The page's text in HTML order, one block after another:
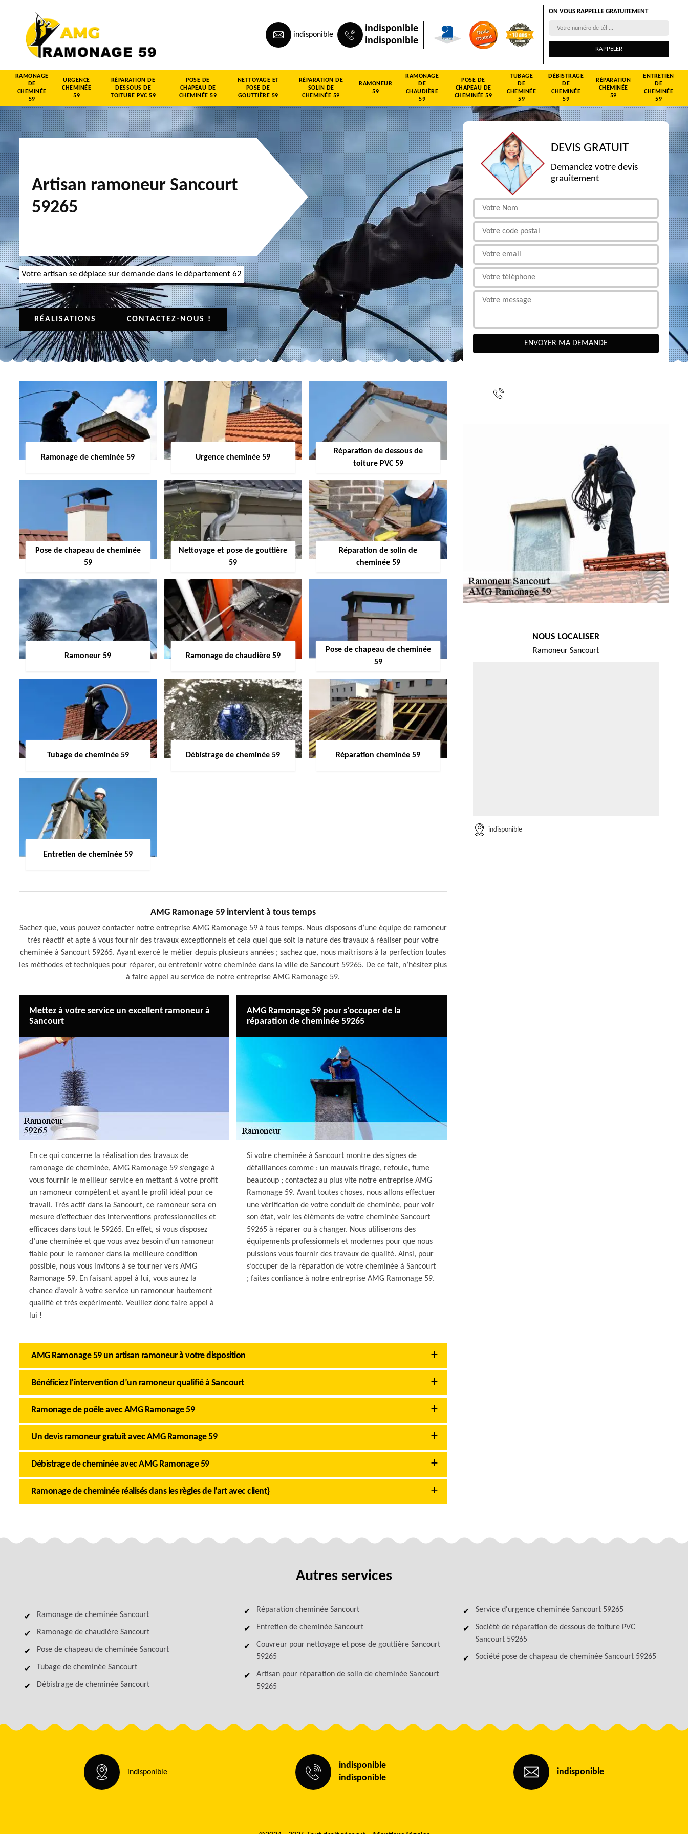
indisponible
indisponible
indisponible
ON VOUS RAPPELLE GRATUITEMENT
RAMONAGE
DE
CHEMINÉE
59
URGENCE
CHEMINÉE
59
RÉPARATION DE
DESSOUS DE
TOITURE PVC 59
POSE DE
CHAPEAU DE
CHEMINÉE 59
NETTOYAGE ET
POSE DE
GOUTTIÈRE 59
RÉPARATION DE
SOLIN DE
CHEMINÉE 59
RAMONEUR
59
RAMONAGE
DE
CHAUDIÈRE
59
POSE DE
CHAPEAU DE
CHEMINÉE 59
TUBAGE
DE
CHEMINÉE
59
DÉBISTRAGE
DE
CHEMINÉE
59
RÉPARATION
CHEMINÉE
59
ENTRETIEN
DE
CHEMINÉE
59
Artisan ramoneur Sancourt
59265
Votre artisan se déplace sur demande dans le département 62
RÉALISATIONS CONTACTEZ-NOUS !
Ramonage de cheminée 59 Urgence cheminée 59
Réparation de dessous de
toiture PVC 59
Pose de chapeau de cheminée
59
Nettoyage et pose de gouttière
59
Réparation de solin de
cheminée 59
Ramoneur 59 Ramonage de chaudière 59
Pose de chapeau de cheminée
59
Tubage de cheminée 59 Débistrage de cheminée 59 Réparation cheminée 59
Entretien de cheminée 59
AMG Ramonage 59 intervient à tous temps
Sachez que, vous pouvez contacter notre entreprise AMG Ramonage 59 à tous temps. Nous disposons d’une équipe de ramoneur
très réactif et apte à vous fournir des travaux exceptionnels et cela quel que soit la nature des travaux à réaliser pour votre
cheminée à Sancourt 59265. Ayant exercé le métier depuis plusieurs années ; sachez que, nous maîtrisons à la perfection toutes
les méthodes et techniques pour réparer, ou entretenir votre cheminée dans la ville de Sancourt 59265. De ce fait, n’hésitez plus
à faire appel au service de notre entreprise AMG Ramonage 59.
Mettez à votre service un excellent ramoneur à
Sancourt
En ce qui concerne la réalisation des travaux de
ramonage de cheminée, AMG Ramonage 59 s’engage à
vous fournir le meilleur service en mettant à votre profit
un ramoneur compétent et ayant le profil idéal pour ce
travail. Très actif dans la Sancourt, ce ramoneur sera en
mesure d’effectuer des interventions professionnelles et
efficaces dans tout le 59265. En effet, si vous disposez
d’une cheminée et que vous avez besoin d’un ramoneur
fiable pour le ramoner dans la meilleure condition
possible, nous vous invitons à se tourner vers AMG
Ramonage 59. En faisant appel à lui, vous aurez la
chance d’avoir à votre service un ramoneur hautement
qualifié et très expérimenté. Veuillez donc faire appel à
lui !
AMG Ramonage 59 pour s’occuper de la
réparation de cheminée 59265
Si votre cheminée à Sancourt montre des signes de
défaillances comme : un mauvais tirage, refoule, fume
beaucoup ; contactez au plus vite notre entreprise AMG
Ramonage 59. Avant toutes choses, nous allons effectuer
une vérification de votre conduit de cheminée, pour voir
son état, voir les éléments de votre cheminée Sancourt
59265 à réparer ou à changer. Nous utiliserons des
équipements professionnels et modernes pour que nous
puissions vous fournir des travaux de qualité. Ainsi, pour
s’occuper de la réparation de votre cheminée à Sancourt
; faites confiance à notre entreprise AMG Ramonage 59.
AMG Ramonage 59 un artisan ramoneur à votre disposition
Bénéficiez l’intervention d’un ramoneur qualifié à Sancourt
Ramonage de poêle avec AMG Ramonage 59
Un devis ramoneur gratuit avec AMG Ramonage 59
Débistrage de cheminée avec AMG Ramonage 59
Ramonage de cheminée réalisés dans les règles de l’art avec client}
DEVIS GRATUIT
Demandez votre devis
grauitement
NOUS LOCALISER
Ramoneur Sancourt
indisponible
Autres services
Ramonage de cheminée Sancourt
Ramonage de chaudière Sancourt
Pose de chapeau de cheminée Sancourt
Tubage de cheminée Sancourt
Débistrage de cheminée Sancourt
Réparation cheminée Sancourt
Entretien de cheminée Sancourt
Couvreur pour nettoyage et pose de gouttière Sancourt
59265
Artisan pour réparation de solin de cheminée Sancourt
59265
Service d'urgence cheminée Sancourt 59265
Société de réparation de dessous de toiture PVC
Sancourt 59265
Société pose de chapeau de cheminée Sancourt 59265
indisponible
indisponible
indisponible
indisponible